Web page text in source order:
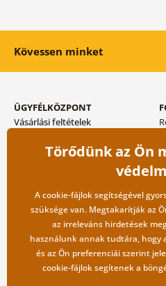
Kövessen minket
ÜGYFÉLKÖZPONT
Vásárlási feltételek
Szállítási és fizetési módok
Törődünk az Ön
A cookie-fájlok segítségével
szüksége van. Megtakarítják az
az irreleváns hirdetések
használunk annak tudtára, hogy
és az Ön preferenciái szerint
cookie-fájlok segítenek a